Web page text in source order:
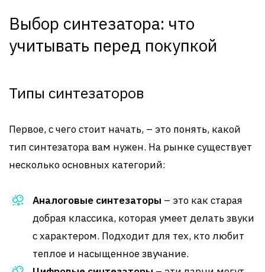
Выбор синтезатора: что
учитывать перед покупкой
Типы синтезаторов
Первое, с чего стоит начать, – это понять, какой
тип синтезатора вам нужен. На рынке существует
несколько основных категорий:
Аналоговые синтезаторы – это как старая
добрая классика, которая умеет делать звуки
с характером. Подходит для тех, кто любит
теплое и насыщенное звучание.